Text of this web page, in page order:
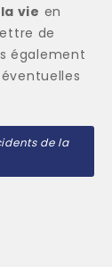
vie en
de
également
de la